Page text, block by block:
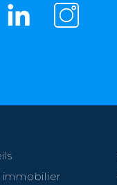
immobilier